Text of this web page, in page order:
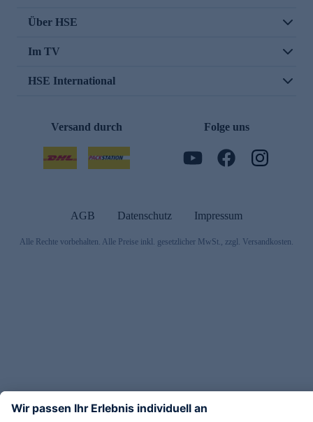
Über HSE
Im TV
HSE International
Versand durch Folge uns
AGB Datenschutz Impressum
Alle Rechte vorbehalten. Alle Preise inkl. gesetzlicher MwSt., zzgl. Versandkosten.